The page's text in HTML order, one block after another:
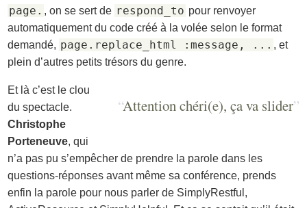
page. , on se sert de respond_to pour renvoyer
automatiquement du code créé à la volée selon le format
demandé, page.replace_html :message, ... , et
plein d’autres petits trésors du genre.
“Attention chéri(e), ça va slider”
Et là c’est le clou
du spectacle.
Christophe
Porteneuve, qui
n’a pas pu s’empêcher de prendre la parole dans les
questions-réponses avant même sa conférence, prends
enfin la parole pour nous parler de SimplyRestful,